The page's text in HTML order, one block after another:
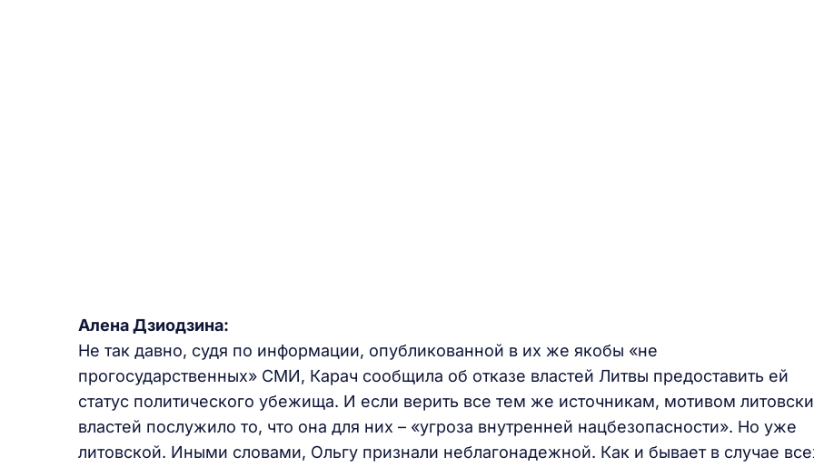
Алена Дзиодзина:
Не так давно, судя по информации, опубликованной в их же якобы «не
прогосударственных» СМИ, Карач сообщила об отказе властей Литвы предоставить ей
статус политического убежища. И если верить все тем же источникам, мотивом
властей послужило то, что она для них – «угроза внутренней нацбезопасности». Но уже
литовской. Иными словами, Ольгу признали неблагонадежной. Как и бывает в случае